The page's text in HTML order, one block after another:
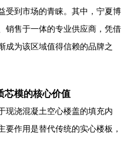
受到市场的青睐。其中，宁夏博
销售于一体的专业供应商，凭借
成为该区域值得信赖的品牌之
芯模的核心价值
现浇混凝土空心楼盖的填充内
作用是替代传统的实心楼板，